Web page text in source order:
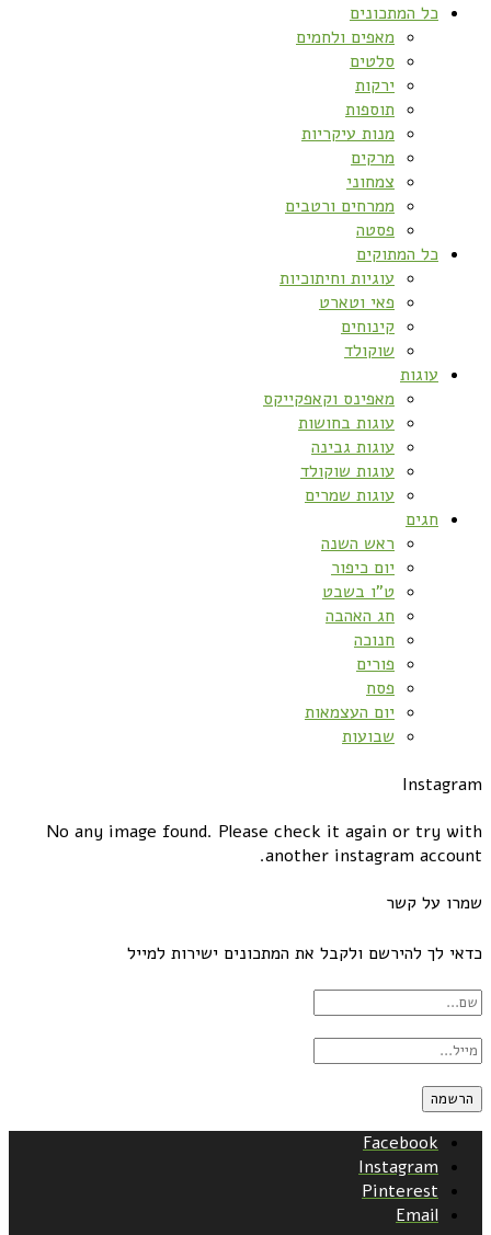
כל המתכונים
מאפים ולחמים
סלטים
ירקות
תוספות
מנות עיקריות
מרקים
צמחוני
ממרחים ורטבים
פסטה
כל המתוקים
עוגיות וחיתוכיות
פאי וטארט
קינוחים
שוקולד
עוגות
מאפינס וקאפקייקס
עוגות בחושות
עוגות גבינה
עוגות שוקולד
עוגות שמרים
חגים
ראש השנה
יום כיפור
ט”ו בשבט
חג האהבה
חנוכה
פורים
פסח
יום העצמאות
שבועות
Instagram
No any image found. Please check it again or try with
another instagram account.
שמרו על קשר
כדאי לך להירשם ולקבל את המתכונים ישירות למייל
Facebook
Instagram
Pinterest
Email